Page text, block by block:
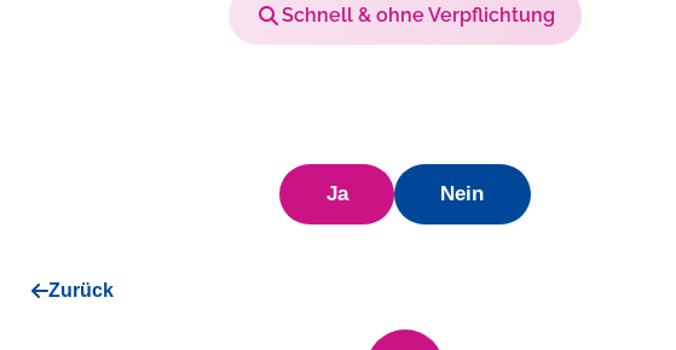
Schnell & ohne Verpflichtung
Ja Nein
Zurück